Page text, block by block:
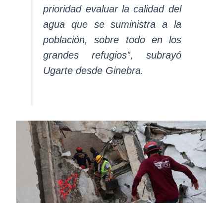
prioridad evaluar la calidad del
agua que se suministra a la
población, sobre todo en los
grandes refugios”, subrayó
Ugarte desde Ginebra.